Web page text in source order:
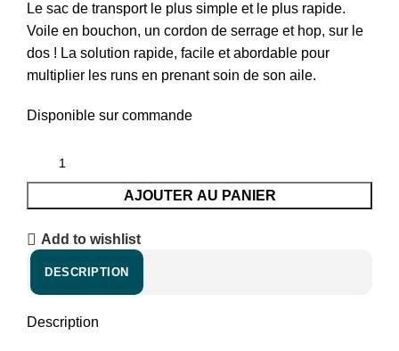
Le sac de transport le plus simple et le plus rapide.
Voile en bouchon, un cordon de serrage et hop, sur le
dos ! La solution rapide, facile et abordable pour
multiplier les runs en prenant soin de son aile.
Disponible sur commande
AJOUTER AU PANIER
Add to wishlist
DESCRIPTION
Description